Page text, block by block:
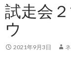
ツ
へ
移
動
試走会
ウ
2021年9月3日